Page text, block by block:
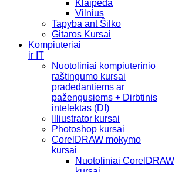
Klaipėda
Vilnius
Tapyba ant Šilko
Gitaros Kursai
Kompiuteriai
ir IT
Nuotoliniai kompiuterinio
raštingumo kursai
pradedantiems ar
pažengusiems + Dirbtinis
intelektas (DI)
Illiustrator kursai
Photoshop kursai
CorelDRAW mokymo
kursai
Nuotoliniai CorelDRAW